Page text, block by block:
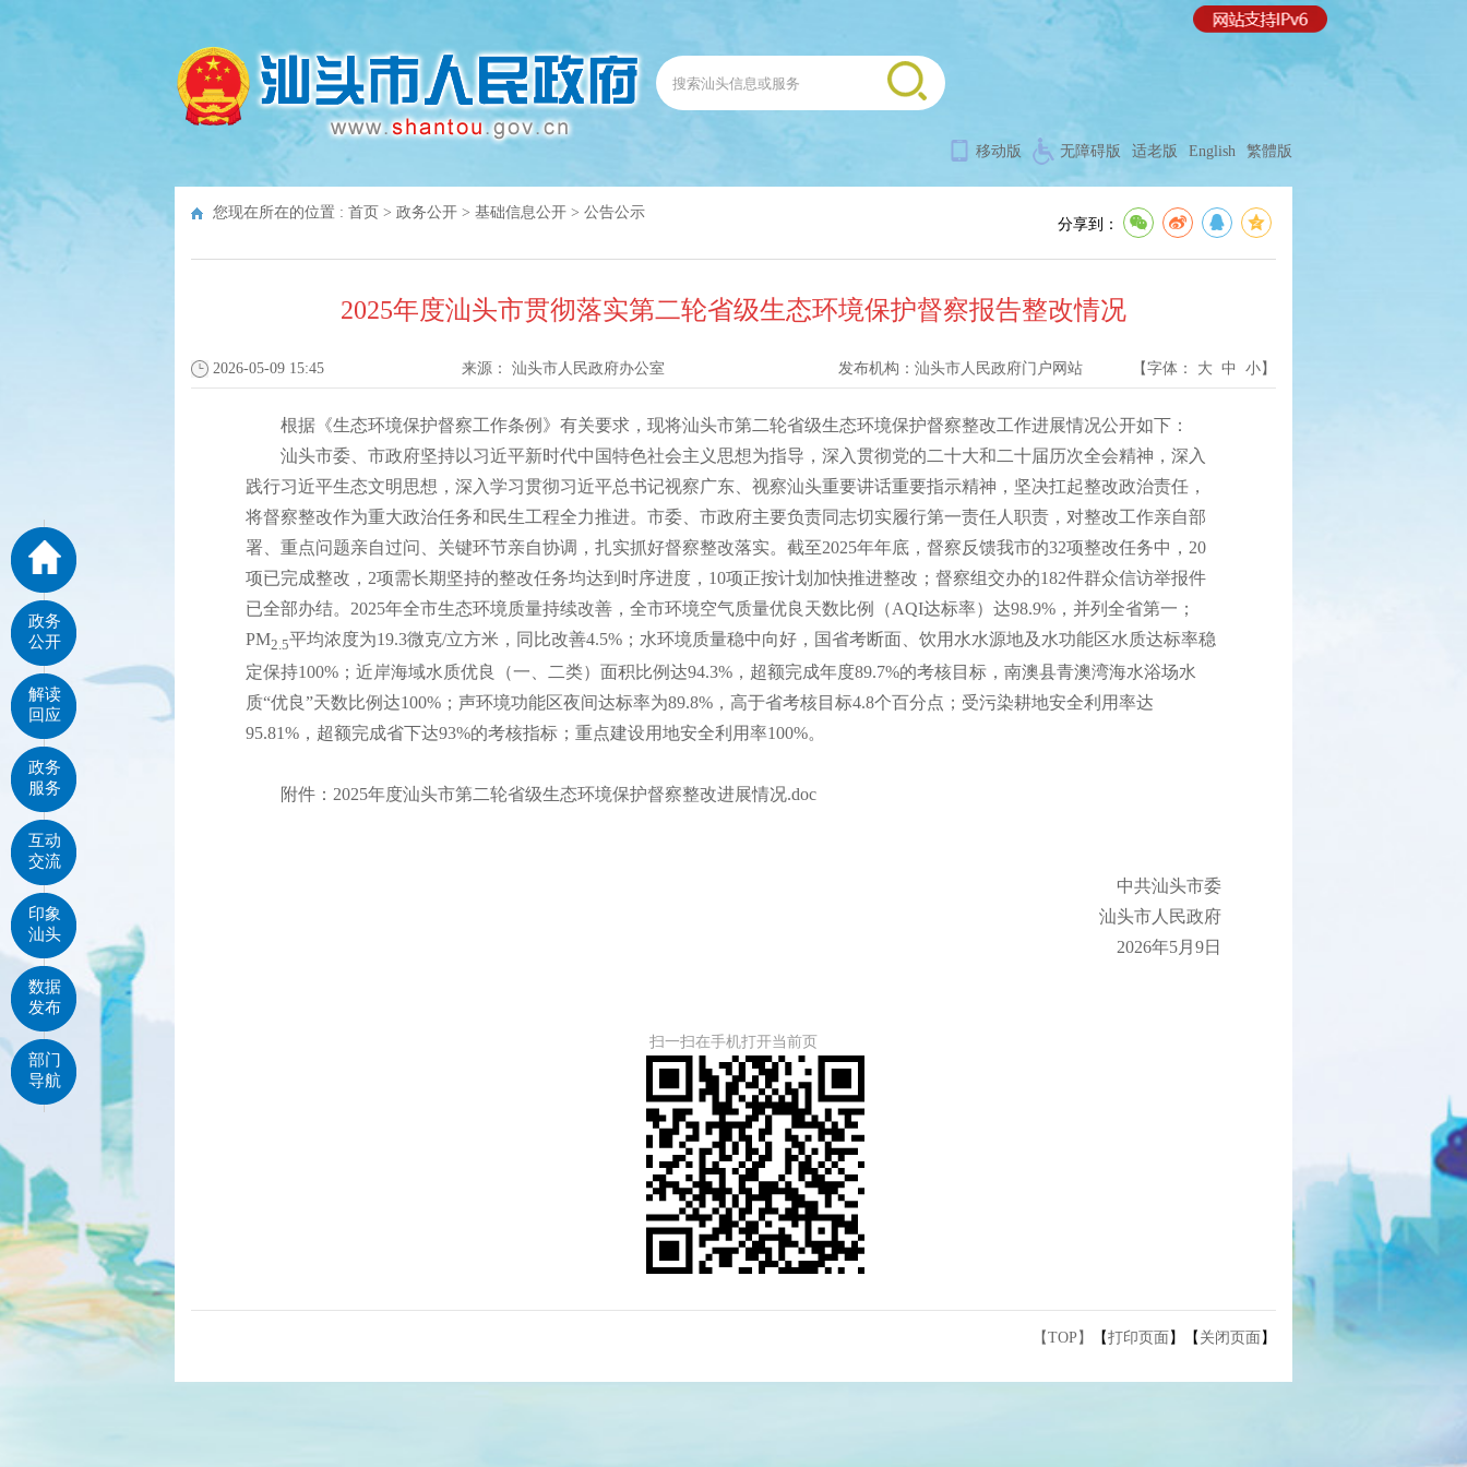
移动版 无障碍版 适老版 English 繁體版
您现在所在的位置 : 首页 > 政务公开 > 基础信息公开 > 公告公示
分享到：
2025年度汕头市贯彻落实第二轮省级生态环境保护督察报告整改情况
2026-05-09 15:45 来源： 汕头市人民政府办公室 发布机构： 汕头市人民政府门户网站 【字体： 大 中 小】
根据《生态环境保护督察工作条例》有关要求，现将汕头市第二轮省级生态环境保护督察整改工作进展情况公开如下：
汕头市委、市政府坚持以习近平新时代中国特色社会主义思想为指导，深入贯彻党的二十大和二十届历次全会精神，深入
践行习近平生态文明思想，深入学习贯彻习近平总书记视察广东、视察汕头重要讲话重要指示精神，坚决扛起整改政治责任，
将督察整改作为重大政治任务和民生工程全力推进。市委、市政府主要负责同志切实履行第一责任人职责，对整改工作亲自部
署、重点问题亲自过问、关键环节亲自协调，扎实抓好督察整改落实。截至2025年年底，督察反馈我市的32项整改任务中，20
项已完成整改，2项需长期坚持的整改任务均达到时序进度，10项正按计划加快推进整改；督察组交办的182件群众信访举报件
已全部办结。2025年全市生态环境质量持续改善，全市环境空气质量优良天数比例（AQI达标率）达98.9%，并列全省第一；
PM2.5平均浓度为19.3微克/立方米，同比改善4.5%；水环境质量稳中向好，国省考断面、饮用水水源地及水功能区水质达标率稳
定保持100%；近岸海域水质优良（一、二类）面积比例达94.3%，超额完成年度89.7%的考核目标，南澳县青澳湾海水浴场水
质“优良”天数比例达100%；声环境功能区夜间达标率为89.8%，高于省考核目标4.8个百分点；受污染耕地安全利用率达
95.81%，超额完成省下达93%的考核指标；重点建设用地安全利用率100%。
附件： 2025年度汕头市第二轮省级生态环境保护督察整改进展情况.doc
中共汕头市委
汕头市人民政府
2026年5月9日
扫一扫在手机打开当前页
【TOP】 【打印页面 】【 关闭页面 】
政务
公开
解读
回应
政务
服务
互动
交流
印象
汕头
数据
发布
部门
导航